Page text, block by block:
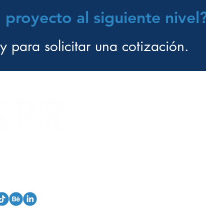
al siguiente
para solicitar una cotización.